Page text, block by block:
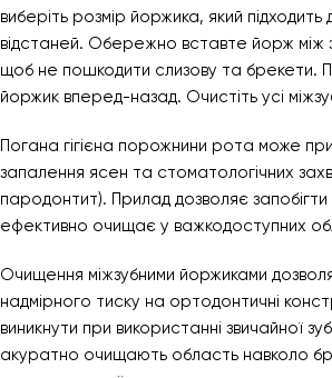
виберіть розмір йоржика, який підходить
відстаней. Обережно вставте йорж між
щоб не пошкодити слизову та брекети.
йоржик вперед-назад. Очистіть усі
Погана гігієна порожнини рота може
запалення ясен та стоматологічних
пародонтит). Прилад дозволяє запобігти
ефективно очищає у важкодоступних
Очищення міжзубними йоржиками
надмірного тиску на ортодонтичні
виникнути при використанні звичайної
акуратно очищають область навколо